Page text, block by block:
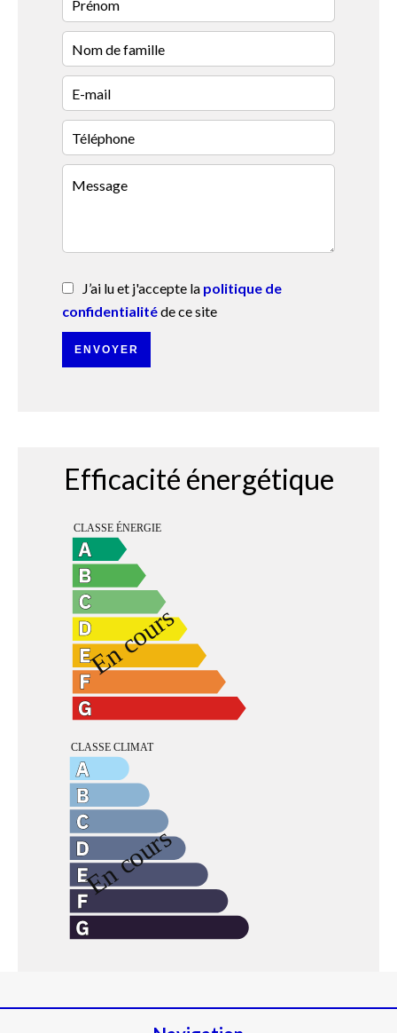
J’ai lu et j'accepte la politique de
confidentialitéde ce site
ENVOYER
Efficacité énergétique